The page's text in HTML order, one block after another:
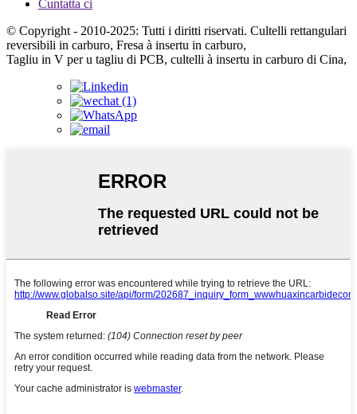
Cuntatta ci
© Copyright - 2010-2025: Tutti i diritti riservati. Cultelli rettangulari
reversibili in carburo, Fresa à insertu in carburo,
Tagliu in V per u tagliu di PCB, cultelli à insertu in carburo di Cina,